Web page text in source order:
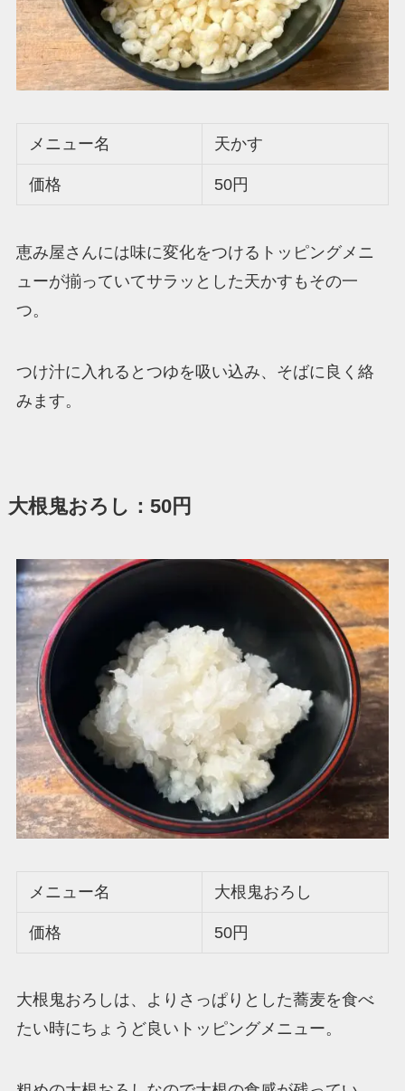
メニュー名 天かす
価格 50円
恵み屋さんには味に変化をつけるトッピングメニ
ューが揃っていてサラッとした天かすもその一
つ。
つけ汁に入れるとつゆを吸い込み、そばに良く絡
みます。
大根鬼おろし：50円
メニュー名 大根鬼おろし
価格 50円
大根鬼おろしは、よりさっぱりとした蕎麦を食べ
たい時にちょうど良いトッピングメニュー。